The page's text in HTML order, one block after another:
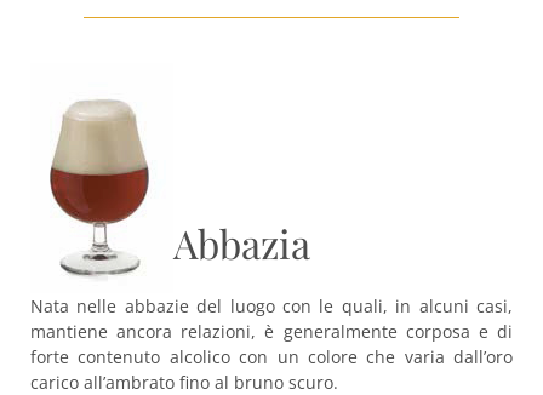
Abbazia
Nata nelle abbazie del luogo con le quali, in alcuni casi,
mantiene ancora relazioni, è generalmente corposa e di
forte contenuto alcolico con un colore che varia dall’oro
carico all’ambrato fino al bruno scuro.